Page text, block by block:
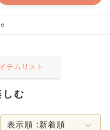
テムリスト
しむ
表示順 : 新着順